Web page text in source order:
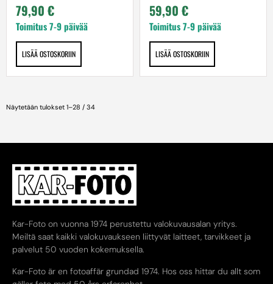
79,90 €
Toimitus 7-9 päivää
LISÄÄ OSTOSKORIIN
59,90 €
Toimitus 7-9 päivää
LISÄÄ OSTOSKORIIN
Näytetään tulokset 1–28 / 34
Kar-Foto on vuonna 1974 perustettu valokuvausalan yritys.
Meiltä saat kaikki valokuvaukseen liittyvät laitteet, tarvikkeet ja
palvelut 50 vuoden kokemuksella.
Kar-Foto är en fotoaffär grundad 1974. Hos oss hittar du allt som